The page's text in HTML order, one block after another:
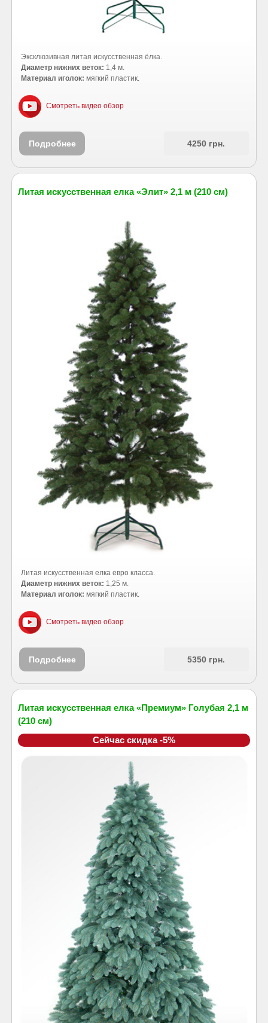
Эксклюзивная литая искусственная ёлка.
Диаметр нижних веток: 1,4 м.
Материал иголок: мягкий пластик.
Смотреть видео обзор
Подробнее 4250 грн.
Литая искусственная елка «Элит» 2,1 м (210 см)
Литая искусственная елка евро класса.
Диаметр нижних веток: 1,25 м.
Материал иголок: мягкий пластик.
Смотреть видео обзор
Подробнее 5350 грн.
Литая искусственная елка «Премиум» Голубая 2,1 м
(210 см)
Сейчас скидка -5%